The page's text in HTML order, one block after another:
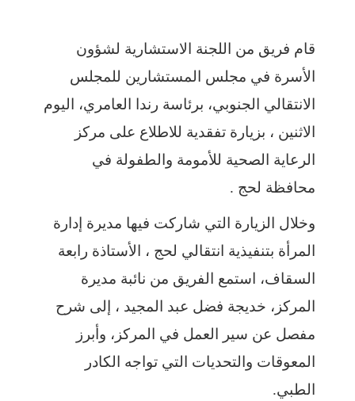
قام فريق من اللجنة الاستشارية لشؤون
الأسرة في مجلس المستشارين للمجلس
الانتقالي الجنوبي، برئاسة رندا العامري، اليوم
الاثنين ، بزيارة تفقدية للاطلاع على مركز
الرعاية الصحية للأمومة والطفولة في
محافظة لحج .
وخلال الزيارة التي شاركت فيها مديرة إدارة
المرأة بتنفيذية انتقالي لحج ، الأستاذة رابعة
السقاف، استمع الفريق من نائبة مديرة
المركز، خديجة فضل عبد المجيد ، إلى شرح
مفصل عن سير العمل في المركز، وأبرز
المعوقات والتحديات التي تواجه الكادر
الطبي.